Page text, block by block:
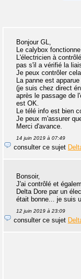
Bonjour GL,
Le calybox
L'électricien à
pas s'il a vérifié la
Je peux contrôler
La panne est
(je suis chez direct
après le passage de
est OK.
Le télé info est bien
Je peux m'assurer
Merci d'avance.
14 juin 2019 à 07:49
consulter ce sujet
Bonsoir,
J'ai contrôlé et
Delta Dore par un
était bonne... je suis
12 juin 2019 à 23:09
consulter ce sujet